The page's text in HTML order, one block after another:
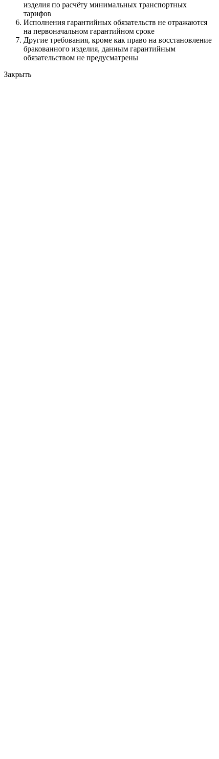
изделия по расчёту минимальных транспортных
тарифов
Исполнения гарантийных обязательств не отражаются
на первоначальном гарантийном сроке
Другие требования, кроме как право на восстановление
бракованного изделия, данным гарантийным
обязательством не предусматрены
Закрыть